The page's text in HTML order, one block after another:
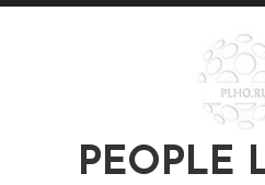
Перейти
PEOPLE